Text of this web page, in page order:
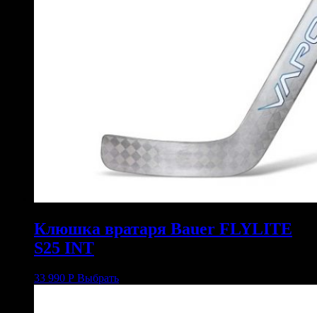
Клюшка вратаря Bauer FLYLITE
S25 INT
33 990 Р Выбрать